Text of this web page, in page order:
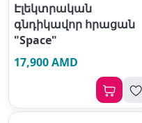
Էլեկտրական
գնդիկավոր հրացան
"Space"
17,900 AMD